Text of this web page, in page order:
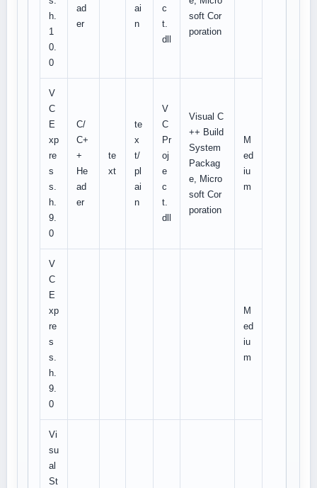
h.
1
0.
0
ad
er
ai
n
c
t.
dll
soft Cor
poration
V
C
E
xp
re
s
s.
h.
9.
0
C/
C+
+
He
ad
er
te
xt
te
x
t/
pl
ai
n
V
C
Pr
oj
e
c
t.
dll
Visual C
++ Build
System
Packag
e, Micro
soft Cor
poration
M
ed
iu
m
V
C
E
xp
re
s
s.
h.
9.
0
M
ed
iu
m
Vi
su
al
St